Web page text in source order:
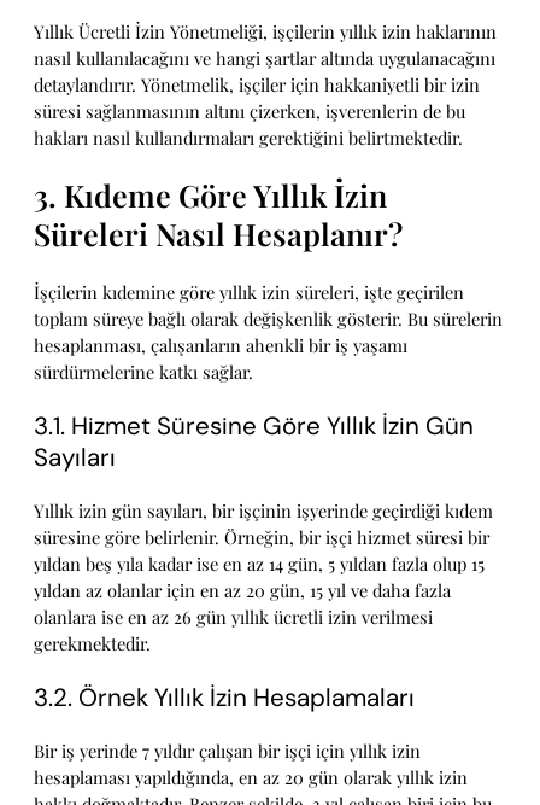
Yıllık Ücretli İzin Yönetmeliği, işçilerin yıllık izin haklarının
nasıl kullanılacağını ve hangi şartlar altında uygulanacağını
detaylandırır. Yönetmelik, işçiler için hakkaniyetli bir izin
süresi sağlanmasının altını çizerken, işverenlerin de bu
hakları nasıl kullandırmaları gerektiğini belirtmektedir.
3. Kıdeme Göre Yıllık İzin
Süreleri Nasıl Hesaplanır?
İşçilerin kıdemine göre yıllık izin süreleri, işte geçirilen
toplam süreye bağlı olarak değişkenlik gösterir. Bu sürelerin
hesaplanması, çalışanların ahenkli bir iş yaşamı
sürdürmelerine katkı sağlar.
3.1. Hizmet Süresine Göre Yıllık İzin Gün
Sayıları
Yıllık izin gün sayıları, bir işçinin işyerinde geçirdiği kıdem
süresine göre belirlenir. Örneğin, bir işçi hizmet süresi bir
yıldan beş yıla kadar ise en az 14 gün, 5 yıldan fazla olup 15
yıldan az olanlar için en az 20 gün, 15 yıl ve daha fazla
olanlara ise en az 26 gün yıllık ücretli izin verilmesi
gerekmektedir.
3.2. Örnek Yıllık İzin Hesaplamaları
Bir iş yerinde 7 yıldır çalışan bir işçi için yıllık izin
hesaplaması yapıldığında, en az 20 gün olarak yıllık izin